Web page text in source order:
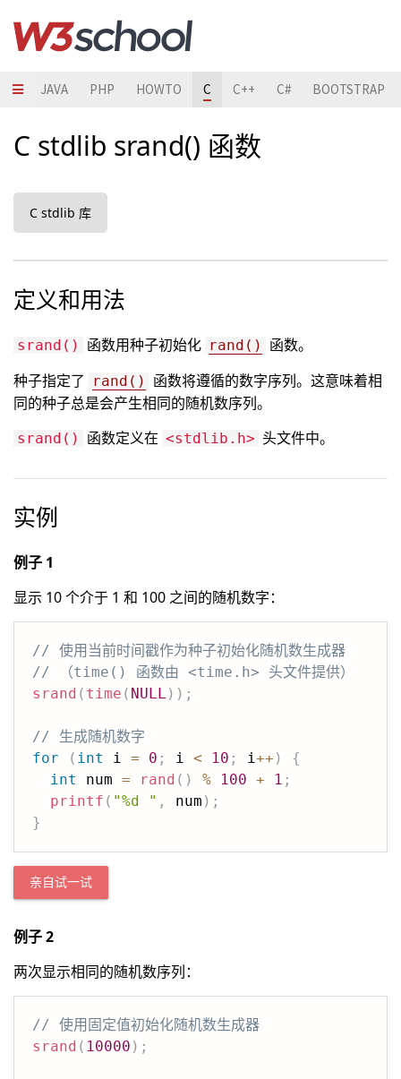
JAVA PHP HOWTO C C++ C# BOOTSTRAP
C stdlib srand() 函数
C stdlib 库
定义和用法
srand() 函数用种子初始化 rand()
函数。
种子指定了
rand()
函数将遵循的数字序列。这意味着相
同的种子总是会产生相同的随机数序列。
srand() 函数定义在 <stdlib.h> 头文件中。
实例
例子 1
显示 10 个介于 1 和 100 之间的随机数字：
// 使用当前时间戳作为种子初始化随机数生成器
// （time() 函数由 <time.h> 头文件提供）
srand ( time ( NULL ) ) ;
// 生成随机数字
for
( int i = 0 ; i < 10 ; i++ )
{
int
num = rand ( ) % 100 + 1 ;
printf ( "%d " , num ) ;
}
亲自试一试
例子 2
两次显示相同的随机数序列：
// 使用固定值初始化随机数生成器
srand ( 10000 ) ;